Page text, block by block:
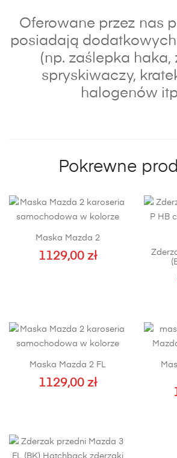
Oferowane przez nas
posiadają
(np. zaślepka haka,
spryskiwaczy,
halogenów
Pokrewne
Maska Mazda 2
1129,00 zł
Maska Mazda 2 FL
1129,00 zł